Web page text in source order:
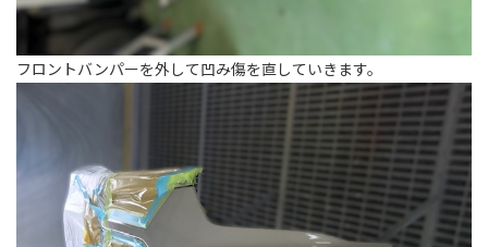
フロントバンパーを外して凹み傷を直していきます。